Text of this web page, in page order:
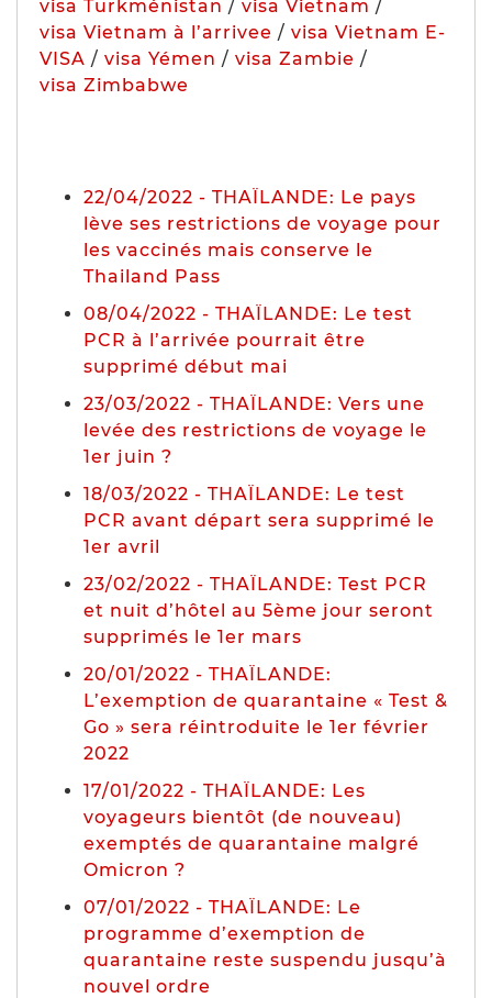
visa Turkménistan / visa Vietnam /
visa Vietnam à l’arrivee / visa Vietnam E-
VISA / visa Yémen / visa Zambie /
visa Zimbabwe
22/04/2022 - THAÏLANDE: Le pays
lève ses restrictions de voyage pour
les vaccinés mais conserve le
Thailand Pass
08/04/2022 - THAÏLANDE: Le test
PCR à l’arrivée pourrait être
supprimé début mai
23/03/2022 - THAÏLANDE: Vers une
levée des restrictions de voyage le
1er juin ?
18/03/2022 - THAÏLANDE: Le test
PCR avant départ sera supprimé le
1er avril
23/02/2022 - THAÏLANDE: Test PCR
et nuit d’hôtel au 5ème jour seront
supprimés le 1er mars
20/01/2022 - THAÏLANDE:
L’exemption de quarantaine « Test &
Go » sera réintroduite le 1er février
2022
17/01/2022 - THAÏLANDE: Les
voyageurs bientôt (de nouveau)
exemptés de quarantaine malgré
Omicron ?
07/01/2022 - THAÏLANDE: Le
programme d’exemption de
quarantaine reste suspendu jusqu’à
nouvel ordre